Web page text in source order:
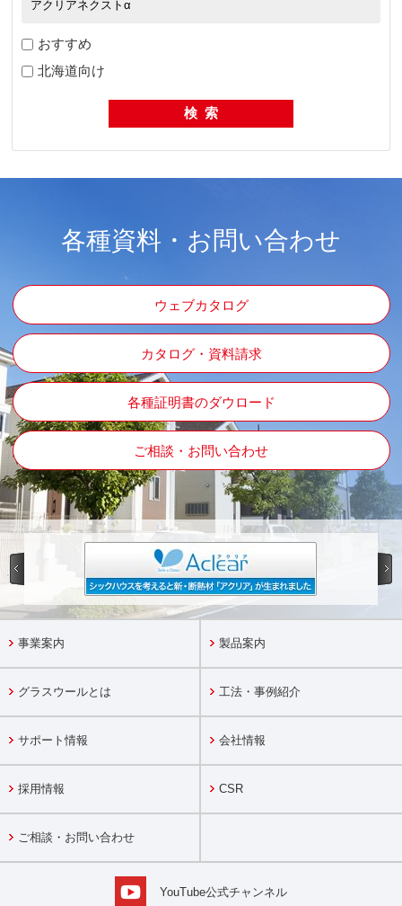
おすすめ
北海道向け
各種資料・お問い合わせ
ウェブカタログ
カタログ・資料請求
各種証明書のダウロード
ご相談・お問い合わせ
事業案内 製品案内
グラスウールとは 工法・事例紹介
サポート情報 会社情報
採用情報 CSR
ご相談・お問い合わせ
YouTube公式チャンネル